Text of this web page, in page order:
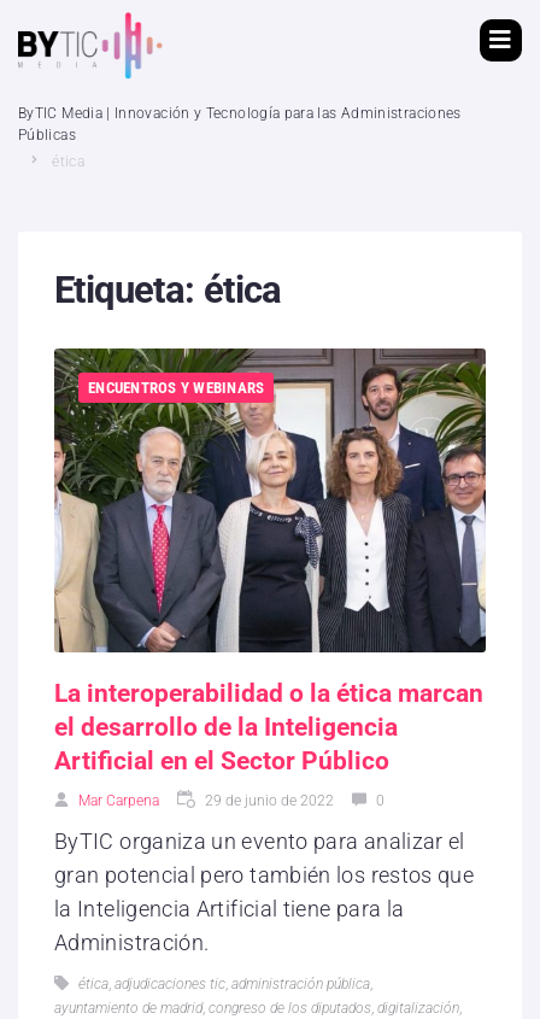
ByTIC Media | Innovación y Tecnología para las Administraciones
Públicas
ética
Etiqueta: ética
ENCUENTROS Y WEBINARS
La interoperabilidad o la ética marcan
el desarrollo de la Inteligencia
Artificial en el Sector Público
Mar Carpena 29 de junio de 2022 0
ByTIC organiza un evento para analizar el
gran potencial pero también los restos que
la Inteligencia Artificial tiene para la
Administración.
ética adjudicaciones tic administración pública
ayuntamiento de madrid, congreso de los diputados digitalización